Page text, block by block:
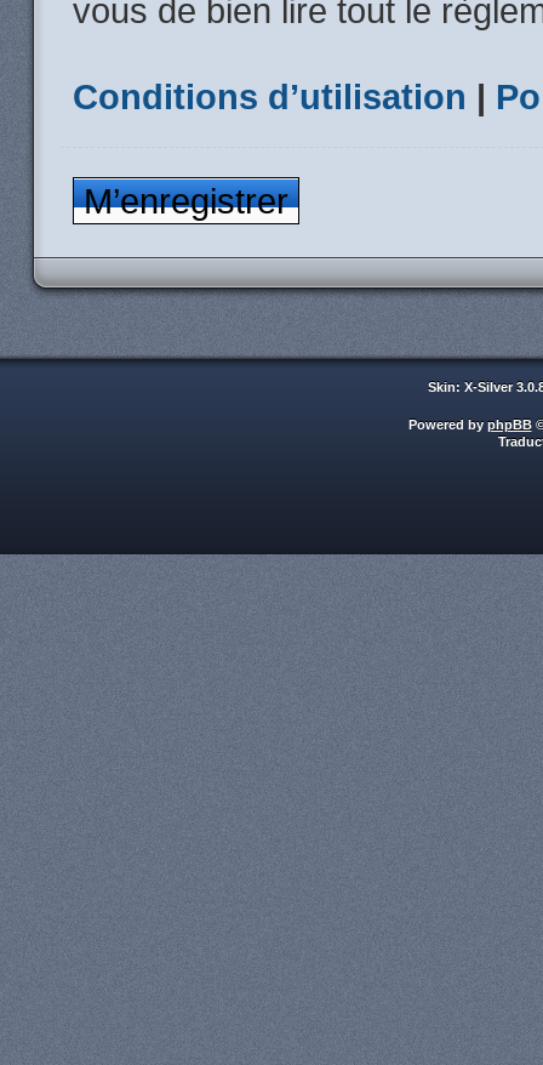
vous de bien lire tout le
Conditions d’utilisation |
M’enregistrer
Skin: X-Silver
Powered by phpBB©